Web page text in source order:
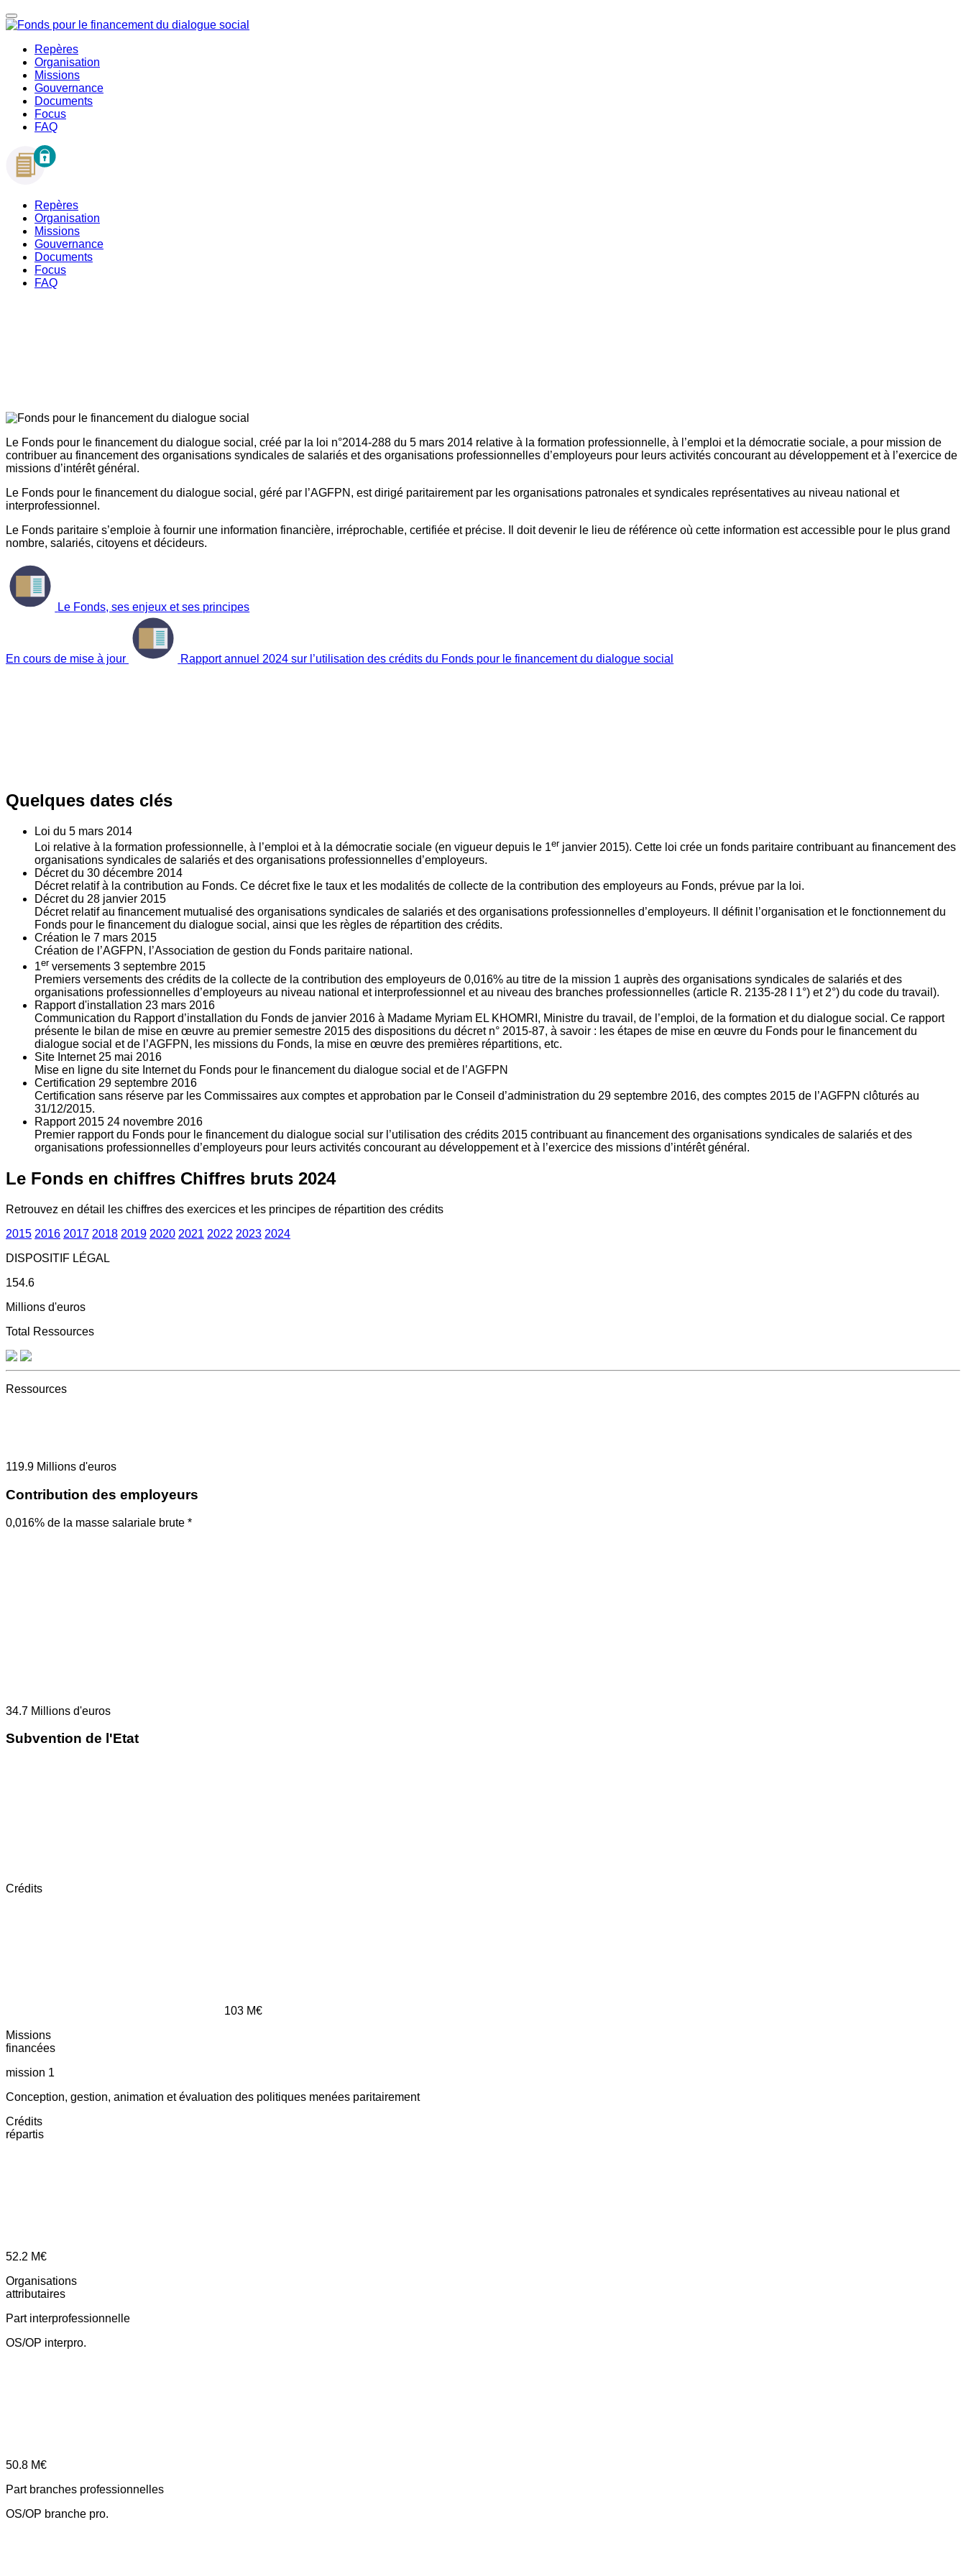
Repères
Organisation
Missions
Gouvernance
Documents
Focus
FAQ
Repères
Organisation
Missions
Gouvernance
Documents
Focus
FAQ
Le Fonds pour le financement du dialogue social, créé par la loi n°2014-288 du 5 mars 2014 relative à la formation professionnelle, à l’emploi et la démocratie sociale, a pour mission de
contribuer au financement des organisations syndicales de salariés et des organisations professionnelles d’employeurs pour leurs activités concourant au développement et à l’exercice de
missions d’intérêt général.
Le Fonds pour le financement du dialogue social, géré par l’AGFPN, est dirigé paritairement par les organisations patronales et syndicales représentatives au niveau national et
interprofessionnel.
Le Fonds paritaire s’emploie à fournir une information financière, irréprochable, certifiée et précise. Il doit devenir le lieu de référence où cette information est accessible pour le plus grand
nombre, salariés, citoyens et décideurs.
Le Fonds, ses enjeux et ses principes
En cours de mise à jour Rapport annuel 2024 sur l’utilisation des crédits du Fonds pour le financement du dialogue social
Quelques dates clés
Loi du 5 mars 2014
Loi relative à la formation professionnelle, à l’emploi et à la démocratie sociale (en vigueur depuis le 1er janvier 2015). Cette loi crée un fonds paritaire contribuant au financement des
organisations syndicales de salariés et des organisations professionnelles d’employeurs.
Décret du 30 décembre 2014
Décret relatif à la contribution au Fonds. Ce décret fixe le taux et les modalités de collecte de la contribution des employeurs au Fonds, prévue par la loi.
Décret du 28 janvier 2015
Décret relatif au financement mutualisé des organisations syndicales de salariés et des organisations professionnelles d’employeurs. Il définit l’organisation et le fonctionnement du
Fonds pour le financement du dialogue social, ainsi que les règles de répartition des crédits.
Création le 7 mars 2015
Création de l’AGFPN, l’Association de gestion du Fonds paritaire national.
1er versements 3 septembre 2015
Premiers versements des crédits de la collecte de la contribution des employeurs de 0,016% au titre de la mission 1 auprès des organisations syndicales de salariés et des
organisations professionnelles d’employeurs au niveau national et interprofessionnel et au niveau des branches professionnelles (article R. 2135‐28 I 1°) et 2°) du code du travail).
Rapport d'installation 23 mars 2016
Communication du Rapport d’installation du Fonds de janvier 2016 à Madame Myriam EL KHOMRI, Ministre du travail, de l’emploi, de la formation et du dialogue social. Ce rapport
présente le bilan de mise en œuvre au premier semestre 2015 des dispositions du décret n° 2015-87, à savoir : les étapes de mise en œuvre du Fonds pour le financement du
dialogue social et de l’AGFPN, les missions du Fonds, la mise en œuvre des premières répartitions, etc.
Site Internet 25 mai 2016
Mise en ligne du site Internet du Fonds pour le financement du dialogue social et de l’AGFPN
Certification 29 septembre 2016
Certification sans réserve par les Commissaires aux comptes et approbation par le Conseil d’administration du 29 septembre 2016, des comptes 2015 de l’AGFPN clôturés au
31/12/2015.
Rapport 2015 24 novembre 2016
Premier rapport du Fonds pour le financement du dialogue social sur l’utilisation des crédits 2015 contribuant au financement des organisations syndicales de salariés et des
organisations professionnelles d’employeurs pour leurs activités concourant au développement et à l’exercice des missions d’intérêt général.
Le Fonds en chiffres Chiffres bruts 2024
Retrouvez en détail les chiffres des exercices et les principes de répartition des crédits
2015 2016 2017 2018 2019 2020 2021 2022 2023 2024
DISPOSITIF LÉGAL
154.6
Millions d'euros
Total Ressources
Ressources
119.9 Millions d'euros
Contribution des employeurs
0,016% de la masse salariale brute *
34.7 Millions d'euros
Subvention de l'Etat
Crédits
103 M€
Missions
financées
mission 1
Conception, gestion, animation et évaluation des politiques menées paritairement
Crédits
répartis
52.2 M€
Organisations
attributaires
Part interprofessionnelle
OS/OP interpro.
50.8 M€
Part branches professionnelles
OS/OP branche pro.